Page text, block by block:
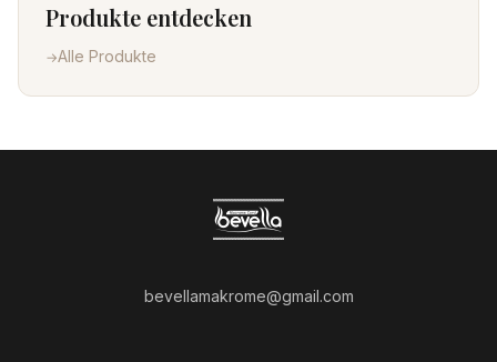
Produkte entdecken
Alle Produkte
bevellamakrome@gmail.com